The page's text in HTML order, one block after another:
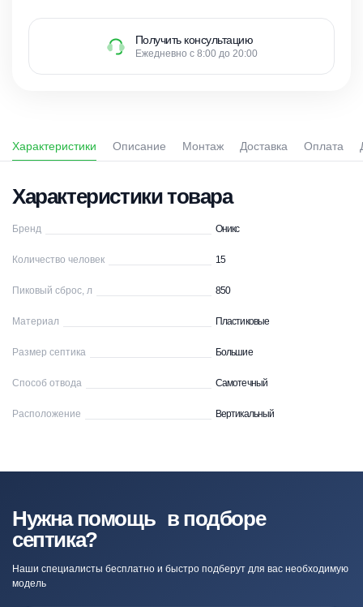
Получить консультацию
Ежедневно с 8:00 до 20:00
Характеристики Описание Монтаж Доставка Оплата
Характеристики товара
Бренд Оникс
Количество человек 15
Пиковый сброс, л 850
Материал Пластиковые
Размер септика Большие
Способ отвода Самотечный
Расположение Вертикальный
Нужна помощь в подборе
септика?
Наши специалисты бесплатно и быстро подберут для вас необходимую
модель